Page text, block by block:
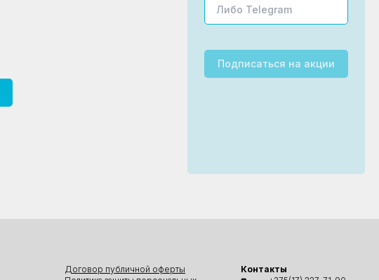
Подписаться на акции
Договор публичной оферты
Контакты